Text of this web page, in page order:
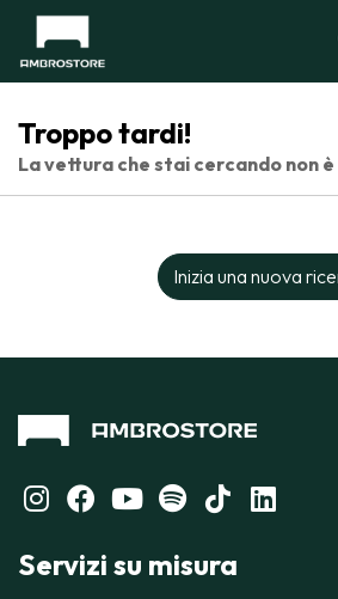
Troppo tardi!
La vettura che stai cercando non
Inizia una nuova
Servizi su misura